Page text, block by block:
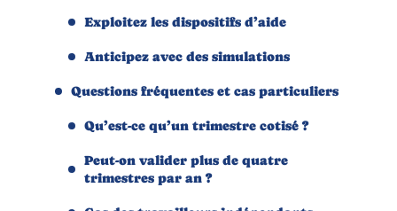
Exploitez les dispositifs d’aide
Anticipez avec des simulations
Questions fréquentes et cas particuliers
Qu’est-ce qu’un trimestre cotisé ?
Peut-on valider plus de quatre
trimestres par an ?